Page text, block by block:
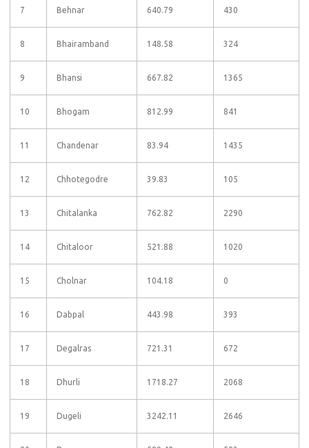
7 Behnar 640.79 430
8 Bhairamband 148.58 324
9 Bhansi 667.82 1365
10 Bhogam 812.99 841
11 Chandenar 83.94 1435
12 Chhotegodre 39.83 105
13 Chitalanka 762.82 2290
14 Chitaloor 521.88 1020
15 Cholnar 104.18 0
16 Dabpal 443.98 393
17 Degalras 721.31 672
18 Dhurli 1718.27 2068
19 Dugeli 3242.11 2646